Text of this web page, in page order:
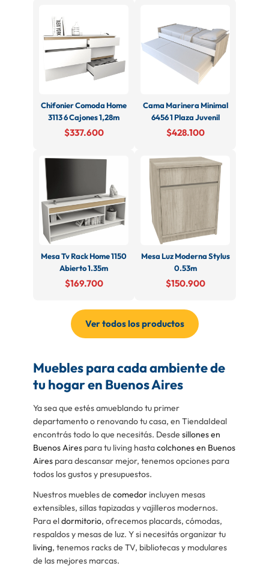
Chifonier Comoda Home
3113 6 Cajones 1,28m
$337.600
Cama Marinera Minimal
6456 1 Plaza Juvenil
$428.100
Mesa Tv Rack Home 1150
Abierto 1.35m
$169.700
Mesa Luz Moderna Stylus
0.53m
$150.900
Ver todos los productos
Muebles para cada ambiente de
tu hogar en Buenos Aires
Ya sea que estés amueblando tu primer
departamento o renovando tu casa, en TiendaIdeal
encontrás todo lo que necesitás. Desde sillones en
Buenos Aires para tu living hastacolchones en Buenos
Aires para descansar mejor, tenemos opciones para
todos los gustos y presupuestos.
Nuestros muebles de comedor incluyen mesas
extensibles, sillas tapizadas y vajilleros modernos.
Para eldormitorio, ofrecemos placards, cómodas,
respaldos y mesas de luz. Y si necesitás organizar tu
living, tenemos racks de TV, bibliotecas y modulares
de las mejores marcas.